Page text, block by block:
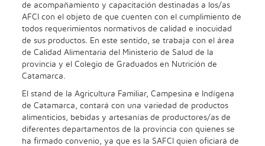
de acompañamiento y capacitación destinadas a los/as
AFCI con el objeto de que cuenten con el cumplimiento de
todos requerimientos normativos de calidad e inocuidad
de sus productos. En este sentido, se trabaja con el área
de Calidad Alimentaria del Ministerio de Salud de la
provincia y el Colegio de Graduados en Nutrición de
Catamarca.
El stand de la Agricultura Familiar, Campesina e Indígena
de Catamarca, contará con una variedad de productos
alimenticios, bebidas y artesanías de productores/as de
diferentes departamentos de la provincia con quienes se
ha firmado convenio, ya que es la SAFCI quien oficiará de